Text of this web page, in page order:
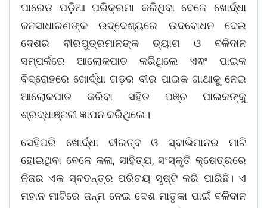
ପାରେଡ ପଡ଼ିଆ ପରିକ୍ରମା କରିଥିବା ବେଳେ ଖୋର୍ଦ୍ଧା
ଜନସାଧାରଣଙ୍କ ଉଦ୍ଦେଶ୍ୟରେ ଉଦବୋଧନ ଦେଇ
ଦେଶର ବୀରପୁତ୍ରମାନଙ୍କ ତ୍ୟାଗ ଓ ବଳିଦାନ
ସମ୍ପର୍କରେ ଆଲୋକପାତ କରିଥିଲେ ଏଵଂ ପାଇକ
ବିଦ୍ରୋହରେ ଖୋର୍ଦ୍ଧା ଗଡ଼ର ବୀର ପାଇକ ଗାଥାକୁ ନେଇ
ଆଲୋକପାତ କରିବା ସହିତ ପଞ୍ଚ ପାଇକଙ୍କୁ
ଶ୍ରଦ୍ଧାଞ୍ଜଳୀ ଜ୍ଞାପନ କରିଥିଲେ।
ସେହିପରି ଖୋର୍ଦ୍ଧା ବୀରତ୍ବ ଓ ସ୍ବାଭିମାନର ମାଟି
ହୋଇଥିବା ବେଳେ କଳା, ସାହିତ୍ଯ, ସଂସ୍କୃତି କ୍ଷେତ୍ରରେ
ନିଜର ଏକ ସ୍ବତନ୍ତ୍ର ପରିଚୟ ସୃଷ୍ଟି କରି ପାରିଛି। ଏ
ମହାନ ମାଟିରେ ଜନ୍ମ ନେଇ ଦେଶ ମାତୃକା ପାଇଁ ବଳିଦାନ